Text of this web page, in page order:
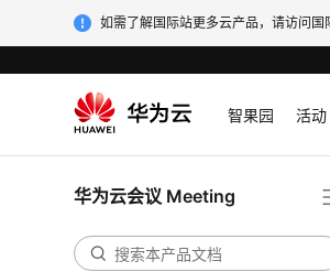
如需了解国际站更多云产品，请访问国
智果园 活动
华为云会议 Meeting
开发指南
客户端SDK参考
Android SDK